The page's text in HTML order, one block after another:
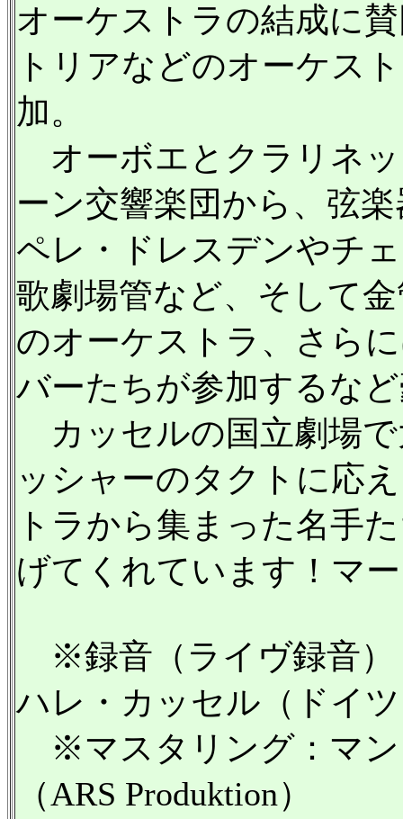
オーケストラの結成に
トリアなどのオーケス
加。
オーボエとクラリネ
ーン交響楽団から、弦
ペレ・ドレスデンやチ
歌劇場管など、そして
のオーケストラ、さら
バーたちが参加するな
カッセルの国立劇場
ッシャーのタクトに応
トラから集まった名手
げてくれています！マ
※録音（ライヴ録音）
ハレ・カッセル（ドイ
※マスタリング：マン
（ARS Produktion）